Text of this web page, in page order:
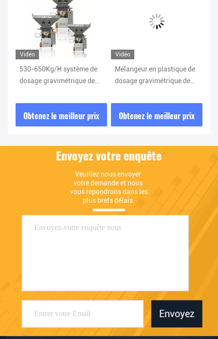
Vidéo
530-650Kg/H système de
dosage gravimétrique de
gravimétriques du
mélangeur 6
Obtenez le meilleur prix
Vidéo
Mélangeur en plastique de
dosage gravimétrique de
système de mélange d'acier
inoxydable 0.6kw
Obtenez le meilleur prix
Envoyez votre enquête
Veuillez nous envoyer
votre demande et nous
vous répondrons dans les
plus brefs délais.
Envoyez